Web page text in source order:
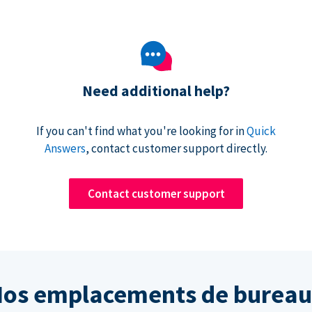
Need additional help?
If you can't find what you're looking for inQuick
Answers, contact customer support directly.
Contact customer support
emplacements de